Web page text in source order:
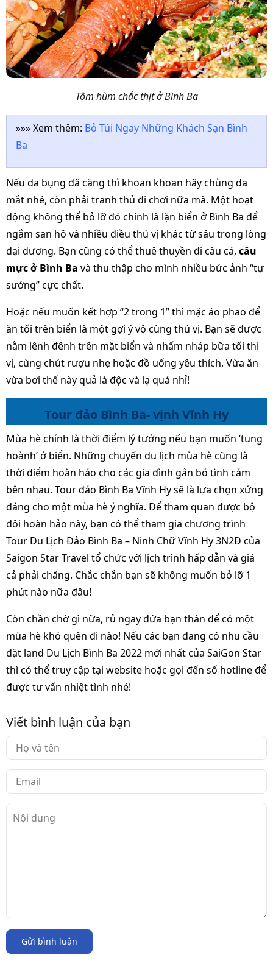
Tôm hùm chắc thịt ở Bình Ba
»»» Xem thêm: Bỏ Túi Ngay Những Khách Sạn Bình
Ba
Nếu da bụng đã căng thì khoan khoan hãy chùng da
mắt nhé, còn phải tranh thủ đi chơi nữa mà. Một hoạt
động không thể bỏ lỡ đó chính là lặn biển ở Bình Ba để
ngắm san hô và nhiều điều thú vị khác từ sâu trong lòng
đại dương. Bạn cũng có thể thuê thuyền đi câu cá, câu
mực ở Bình Ba và thu thập cho mình nhiều bức ảnh “tự
sướng” cực chất.
Hoặc nếu muốn kết hợp “2 trong 1” thì mặc áo phao để
ăn tối trên biển là một gợi ý vô cùng thú vị. Bạn sẽ được
nằm lênh đênh trên mặt biển và nhấm nháp bữa tối thi
vị, cùng chút rượu nhẹ hoặc đồ uống yêu thích. Vừa ăn
vừa bơi thế này quả là độc và lạ quá nhỉ!
Tour đảo Bình Ba- vịnh Vĩnh Hy
Mùa hè chính là thời điểm lý tưởng nếu bạn muốn ‘tung
hoành’ ở biển. Những chuyến du lịch mùa hè cũng là
thời điểm hoàn hảo cho các gia đình gắn bó tình cảm
bên nhau. Tour đảo Bình Ba Vĩnh Hy sẽ là lựa chọn xứng
đáng cho một mùa hè ý nghĩa. Để tham quan được bộ
đôi hoàn hảo này, bạn có thể tham gia chương trình
Tour Du Lịch Đảo Bình Ba – Ninh Chữ Vĩnh Hy 3N2Đ của
Saigon Star Travel tổ chức với lịch trình hấp dẫn và giá
cả phải chăng. Chắc chắn bạn sẽ không muốn bỏ lỡ 1
phút nào nữa đâu!
Còn chần chờ gì nữa, rủ ngay đứa bạn thân để có một
mùa hè khó quên đi nào! Nếu các bạn đang có nhu cầu
đặt land Du Lịch Bình Ba 2022 mới nhất của SaiGon Star
thì có thể truy cập tại website hoặc gọi đến số hotline để
được tư vấn nhiệt tình nhé!
Viết bình luận của bạn
Gửi bình luận